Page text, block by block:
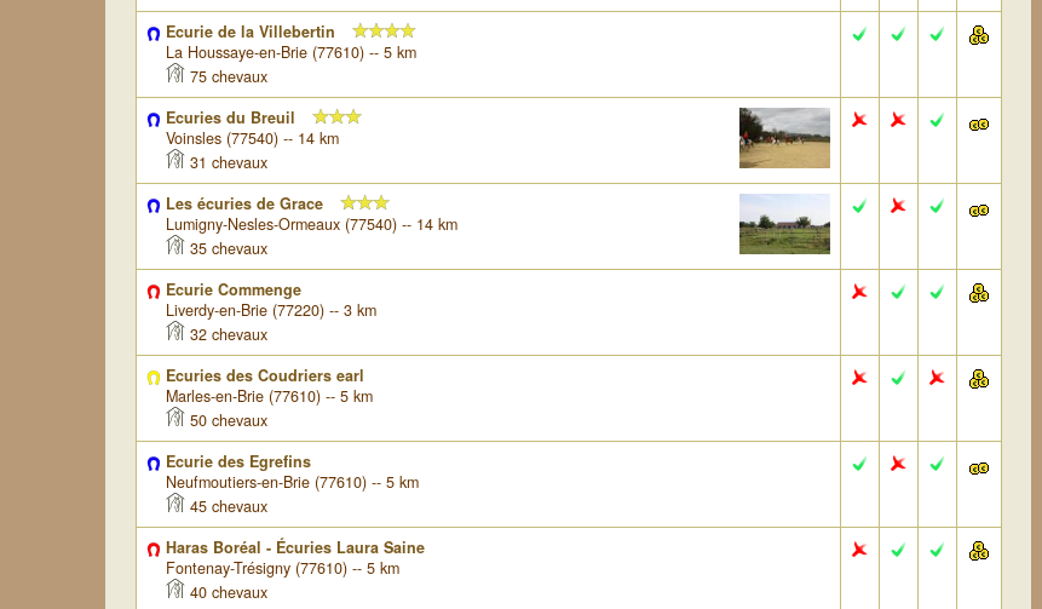
Ecurie de la Villebertin
La Houssaye-en-Brie (77610) -- 5 km
75 chevaux
Ecuries du Breuil
Voinsles (77540) -- 14 km
31 chevaux
Les écuries de Grace
Lumigny-Nesles-Ormeaux (77540) -- 14 km
35 chevaux
Ecurie Commenge
Liverdy-en-Brie (77220) -- 3 km
32 chevaux
Ecuries des Coudriers earl
Marles-en-Brie (77610) -- 5 km
50 chevaux
Ecurie des Egrefins
Neufmoutiers-en-Brie (77610) -- 5 km
45 chevaux
Haras Boréal - Écuries Laura Saine
Fontenay-Trésigny (77610) -- 5 km
40 chevaux